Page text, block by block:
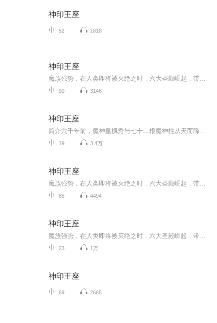
神印王座
52 1818
神印王座
90 3146
神印王座
19 3.4万
神印王座
85 4494
神印王座
23 1万
神印王座
69 2665